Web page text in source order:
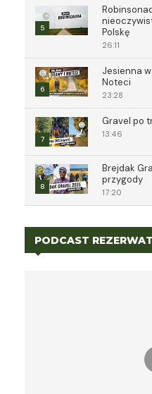
5
Polskę
26:11
6
Jesienna
Noteci
23:28
7
Gravel po
13:46
8
Brejdak
przygody
17:20
PODCAST